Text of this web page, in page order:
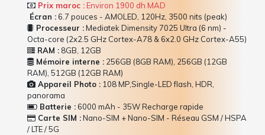
Prix maroc :Environ 1900 dh MAD
Écran :6.7 pouces - AMOLED, 120Hz, 3500 nits (peak)
Processeur :Mediatek Dimensity 7025 Ultra (6 nm) -
Octa-core (2x2.5 GHz Cortex-A78 & 6x2.0 GHz Cortex-A55)
RAM : 8GB, 12GB
Mémoire interne : 256GB (8GB RAM), 256GB (12GB
RAM), 512GB (12GB RAM)
Appareil Photo : 108 MP,Single-LED flash, HDR,
panorama
Batterie :6000 mAh - 35W Recharge rapide
Carte SIM :Nano-SIM + Nano-SIM - Réseau GSM / HSPA
/ LTE / 5G